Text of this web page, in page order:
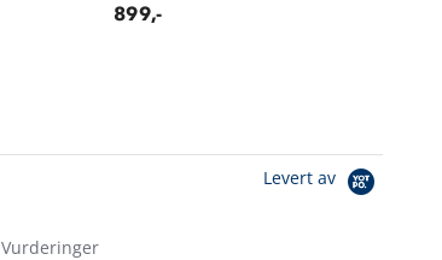
899,-
Levert av